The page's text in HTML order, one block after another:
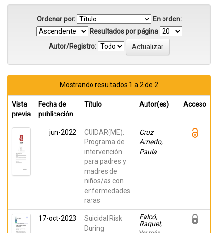
Ordenar por:
En orden:
Resultados por página
Autor/Registro:
Mostrando resultados 1 a 2 de 2
Vista
previa
Fecha de
publicación
Título Autor(es) Acceso
jun-2022
CUIDAR(ME):
Programa de
intervención
para padres y
madres de
niños/as con
enfermedades
raras
Cruz
Arnedo,
Paula
17-oct-2023
Suicidal Risk
During
Falcó,
Raquel;
Santana-